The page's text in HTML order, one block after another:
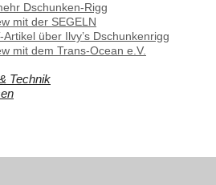
Dschunken-Rigg
mit der SEGELN
Artikel über Ilvy’s Dschunkenrigg
mit dem Trans-Ocean e.V.
Technik